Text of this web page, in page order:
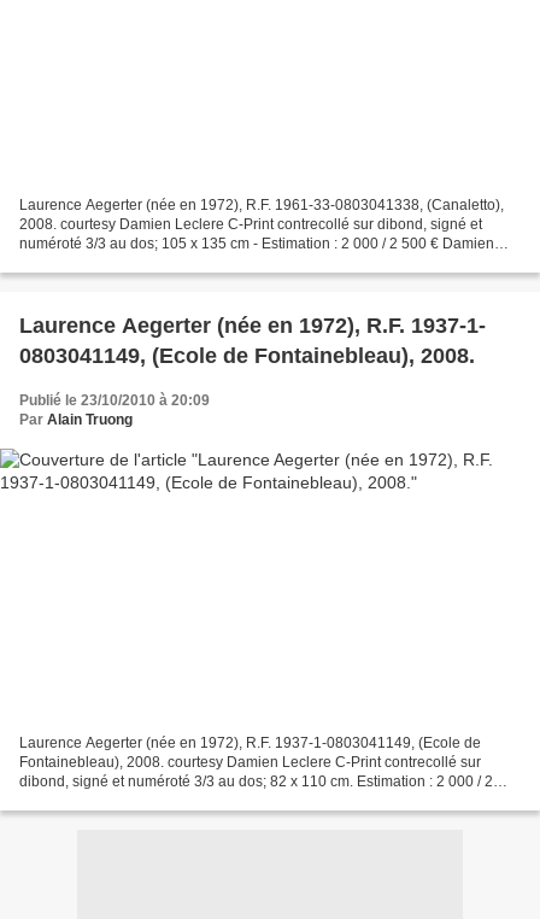
Laurence Aegerter (née en 1972), R.F. 1961-33-0803041338, (Canaletto),
2008. courtesy Damien Leclere C-Print contrecollé sur dibond, signé et
numéroté 3/3 au dos; 105 x 135 cm - Estimation : 2 000 / 2 500 € Damien
Laurence Aegerter (née en 1972), R.F. 1937-1-
0803041149, (Ecole de Fontainebleau), 2008.
Publié le 23/10/2010 à 20:09
Par Alain Truong
Laurence Aegerter (née en 1972), R.F. 1937-1-0803041149, (Ecole de
Fontainebleau), 2008. courtesy Damien Leclere C-Print contrecollé sur
dibond, signé et numéroté 3/3 au dos; 82 x 110 cm. Estimation : 2 000 / 2